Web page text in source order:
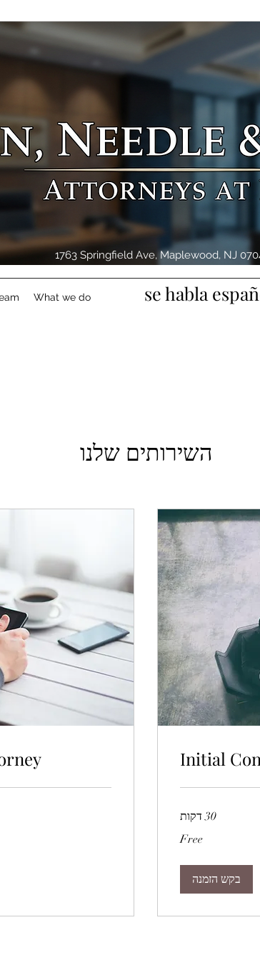
1763 Springfield Ave, Maplewood, NJ
What we do se habla
השירותים שלנו
Initial
30 דקות
Free
בקש הזמנה